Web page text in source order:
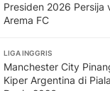
Presiden 2026 Persija
Arema FC
LIGA INGGRIS
Manchester City
Kiper Argentina di Piala